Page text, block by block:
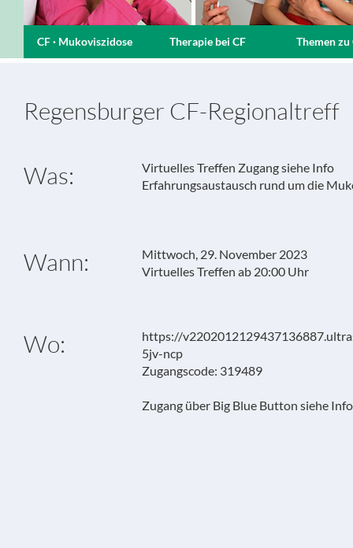
CF · Mukoviszidose Therapie bei CF Themen zu
Regensburger CF-Regionaltreff
Was:
Virtuelles Treffen Zugang siehe Info
Erfahrungsaustausch rund um die
Wann:
Mittwoch, 29. November 2023
Virtuelles Treffen ab 20:00 Uhr
Wo:
https://
5jv-ncp
Zugangscode: 319489
Zugang über Big Blue Button siehe Info